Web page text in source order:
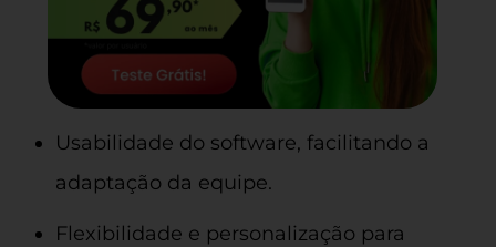
Usabilidade do software, facilitando a
adaptação da equipe.
Flexibilidade e personalização para